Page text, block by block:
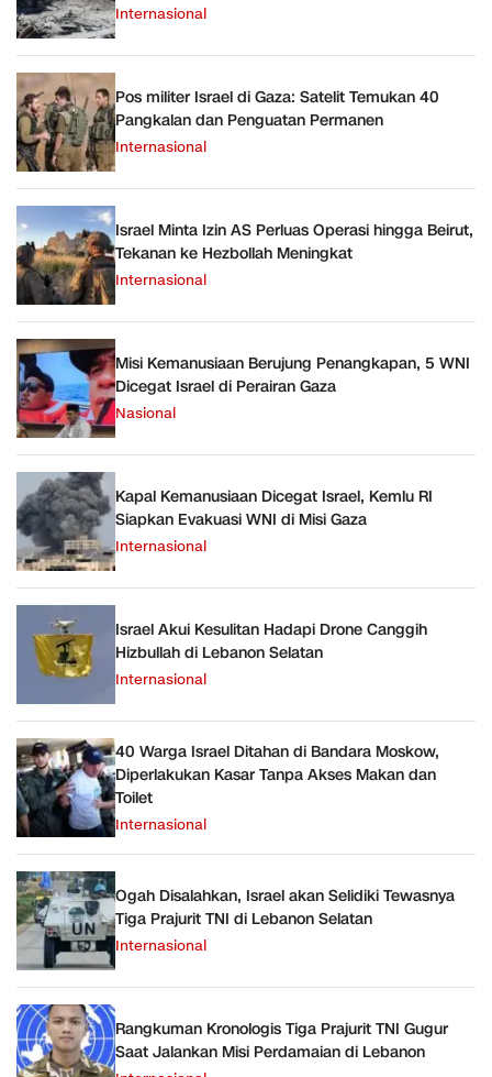
Internasional
Pos militer Israel di Gaza: Satelit Temukan 40
Pangkalan dan Penguatan Permanen
Internasional
Israel Minta Izin AS Perluas Operasi hingga Beirut,
Tekanan ke Hezbollah Meningkat
Internasional
Misi Kemanusiaan Berujung Penangkapan, 5 WNI
Dicegat Israel di Perairan Gaza
Nasional
Kapal Kemanusiaan Dicegat Israel, Kemlu RI
Siapkan Evakuasi WNI di Misi Gaza
Internasional
Israel Akui Kesulitan Hadapi Drone Canggih
Hizbullah di Lebanon Selatan
Internasional
40 Warga Israel Ditahan di Bandara Moskow,
Diperlakukan Kasar Tanpa Akses Makan dan
Toilet
Internasional
Ogah Disalahkan, Israel akan Selidiki Tewasnya
Tiga Prajurit TNI di Lebanon Selatan
Internasional
Rangkuman Kronologis Tiga Prajurit TNI Gugur
Saat Jalankan Misi Perdamaian di Lebanon